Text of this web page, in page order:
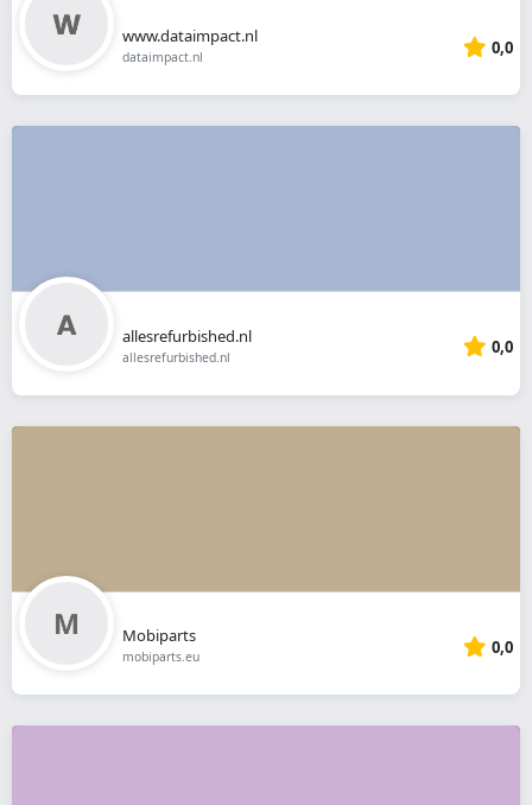
www.dataimpact.nl
dataimpact.nl 0,0
allesrefurbished.nl
allesrefurbished.nl 0,0
Mobiparts
mobiparts.eu 0,0